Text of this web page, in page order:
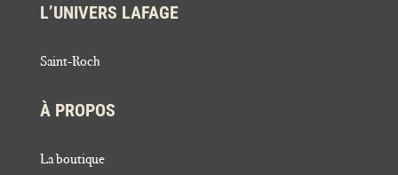
L’UNIVERS LAFAGE
Saint-Roch
À PROPOS
La boutique